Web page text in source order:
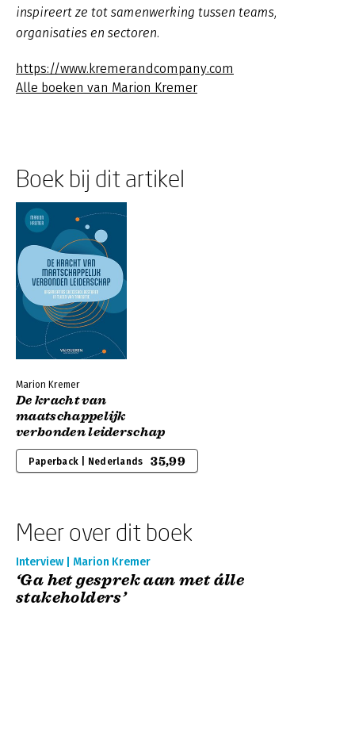
inspireert ze tot samenwerking tussen teams,
organisaties en sectoren.
https://www.kremerandcompany.com
Alle boeken van Marion Kremer
Boek bij dit artikel
Marion Kremer
De kracht van
maatschappelijk
verbonden leiderschap
Paperback | Nederlands 35,99
Meer over dit boek
Interview | Marion Kremer
‘Ga het gesprek aan met álle
stakeholders’